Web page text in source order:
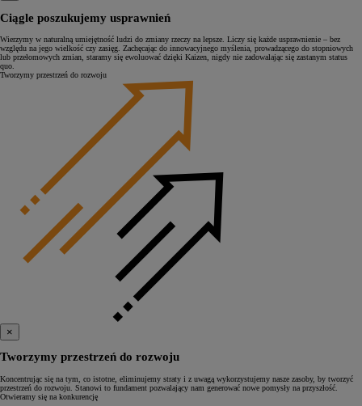
Ciągle poszukujemy usprawnień
Wierzymy w naturalną umiejętność ludzi do zmiany rzeczy na lepsze. Liczy się każde usprawnienie – bez
względu na jego wielkość czy zasięg. Zachęcając do innowacyjnego myślenia, prowadzącego do stopniowych
lub przełomowych zmian, staramy się ewoluować dzięki Kaizen, nigdy nie zadowalając się zastanym status
quo.
Tworzymy przestrzeń do rozwoju
×
Tworzymy przestrzeń do rozwoju
Koncentrując się na tym, co istotne, eliminujemy straty i z uwagą wykorzystujemy nasze zasoby, by tworzyć
przestrzeń do rozwoju. Stanowi to fundament pozwalający nam generować nowe pomysły na przyszłość.
Otwieramy się na konkurencję